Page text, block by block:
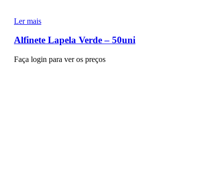
Ler mais
Alfinete Lapela Verde – 50uni
Faça login para ver os preços